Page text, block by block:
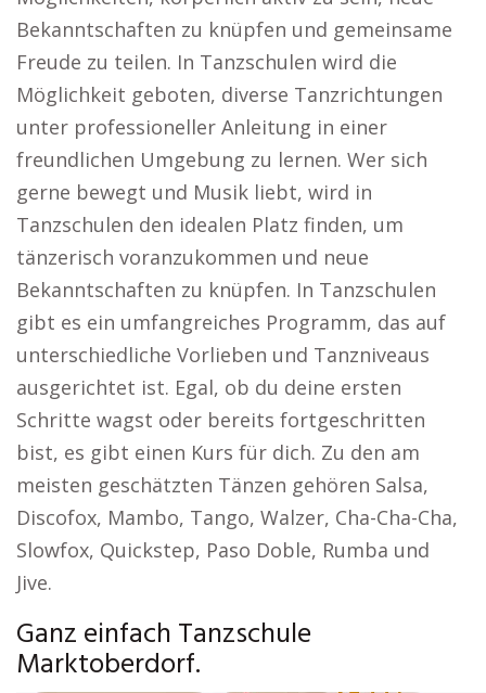
Bekanntschaften zu knüpfen und gemeinsame
Freude zu teilen. In Tanzschulen wird die
Möglichkeit geboten, diverse Tanzrichtungen
unter professioneller Anleitung in einer
freundlichen Umgebung zu lernen. Wer sich
gerne bewegt und Musik liebt, wird in
Tanzschulen den idealen Platz finden, um
tänzerisch voranzukommen und neue
Bekanntschaften zu knüpfen. In Tanzschulen
gibt es ein umfangreiches Programm, das auf
unterschiedliche Vorlieben und Tanzniveaus
ausgerichtet ist. Egal, ob du deine ersten
Schritte wagst oder bereits fortgeschritten
bist, es gibt einen Kurs für dich. Zu den am
meisten geschätzten Tänzen gehören Salsa,
Discofox, Mambo, Tango, Walzer, Cha-Cha-Cha,
Slowfox, Quickstep, Paso Doble, Rumba und
Jive.
Ganz einfach Tanzschule
Marktoberdorf.